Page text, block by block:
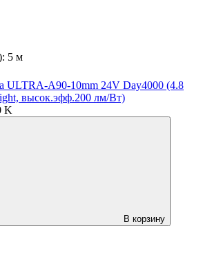
5 м
ULTRA-A90-10mm 24V Day4000 (4.8
высок.эфф.200 лм/Вт)
K
В корзину